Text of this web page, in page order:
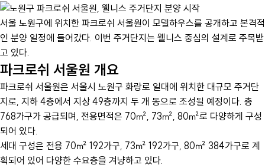
서울 노원구에 위치한 파크로쉬 서울원이 모델하우스를 공개하고 본격적
인 분양 일정에 들어갔다. 이번 주거단지는 웰니스 중심의 설계로 주목받
고 있다.
파크로쉬 서울원 개요
파크로쉬 서울원은 서울시 노원구 화랑로 일대에 위치한 대규모 주거단
지로, 지하 4층에서 지상 49층까지 두 개 동으로 조성될 예정이다. 총
768가구가 공급되며, 전용면적은 70㎡, 73㎡, 80㎡로 다양하게 구성
되어 있다.
세대 구성은 전용 70㎡ 192가구, 73㎡ 192가구, 80㎡ 384가구로 계
획되어 있어 다양한 수요층을 겨냥하고 있다.